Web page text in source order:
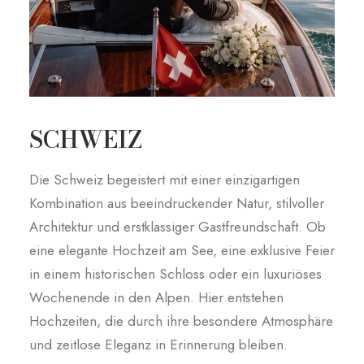
SCHWEIZ
Die Schweiz begeistert mit einer einzigartigen
Kombination aus beeindruckender Natur, stilvoller
Architektur und erstklassiger Gastfreundschaft. Ob
eine elegante Hochzeit am See, eine exklusive Feier
in einem historischen Schloss oder ein luxuriöses
Wochenende in den Alpen. Hier entstehen
Hochzeiten, die durch ihre besondere Atmosphäre
und zeitlose Eleganz in Erinnerung bleiben.